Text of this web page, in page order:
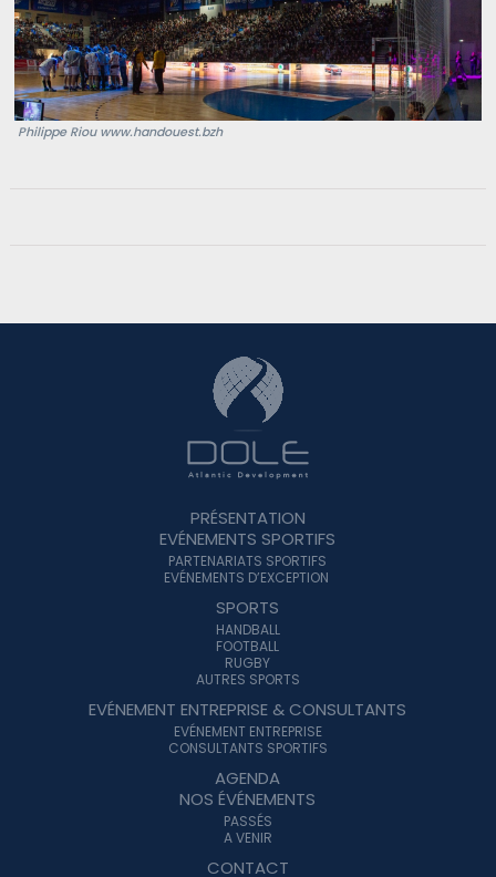
Philippe Riou www.handouest.bzh
PRÉSENTATION
EVÉNEMENTS SPORTIFS
PARTENARIATS SPORTIFS
EVÉNEMENTS D’EXCEPTION
SPORTS
HANDBALL
FOOTBALL
RUGBY
AUTRES SPORTS
EVÉNEMENT ENTREPRISE & CONSULTANTS
EVÉNEMENT ENTREPRISE
CONSULTANTS SPORTIFS
AGENDA
NOS ÉVÉNEMENTS
PASSÉS
A VENIR
CONTACT